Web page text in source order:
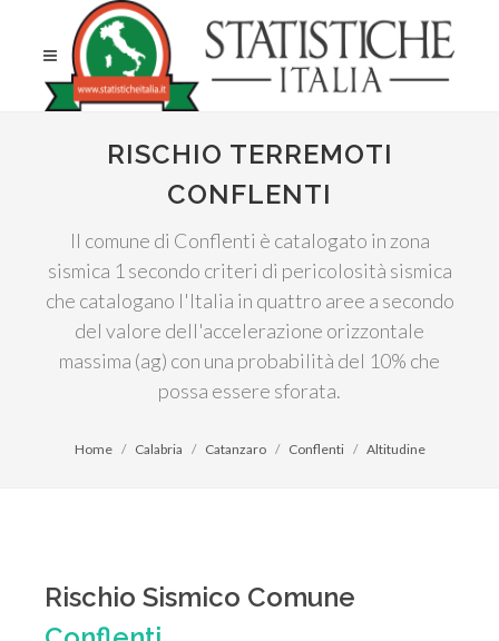
RISCHIO TERREMOTI
CONFLENTI
Il comune di Conflenti è catalogato in zona
sismica 1 secondo criteri di pericolosità sismica
che catalogano l'Italia in quattro aree a secondo
del valore dell'accelerazione orizzontale
massima (ag) con una probabilità del 10% che
possa essere sforata.
Home Calabria Catanzaro Conflenti Altitudine
Rischio Sismico Comune